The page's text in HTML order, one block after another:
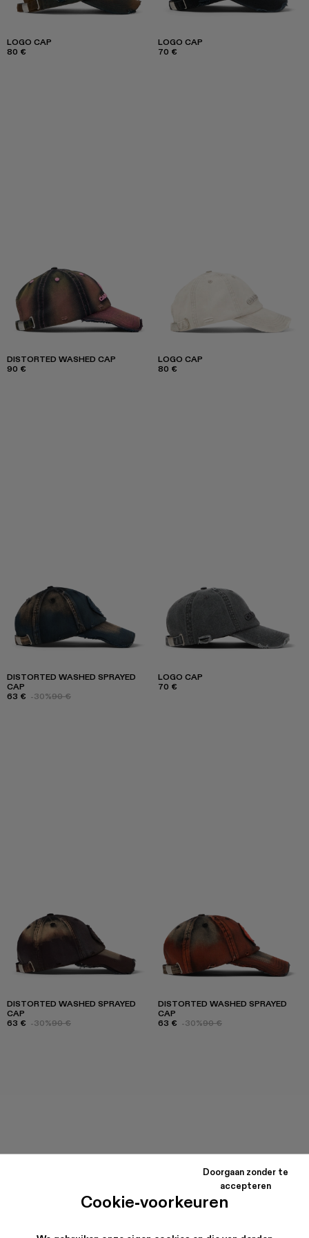
Cookie-voorkeuren
Doorgaan zonder te
accepteren
LOGO CAP
80 €
LOGO CAP
70 €
DISTORTED WASHED CAP
90 €
LOGO CAP
80 €
DISTORTED WASHED SPRAYED
CAP
63 € -30%90 €
LOGO CAP
70 €
DISTORTED WASHED SPRAYED
CAP
63 € -30%90 €
DISTORTED WASHED SPRAYED
CAP
63 € -30%90 €